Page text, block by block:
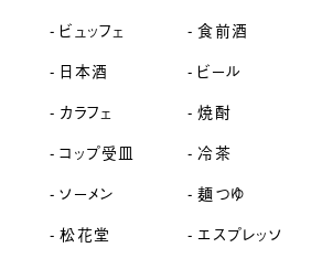
ビュッフェ
食前酒
日本酒
ビール
カラフェ
焼酎
コップ受皿
冷茶
ソーメン
麺つゆ
松花堂
エスプレッソ